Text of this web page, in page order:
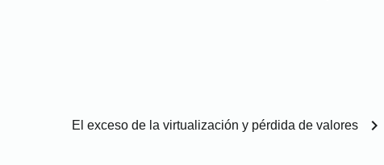
El exceso de la virtualización y pérdida de valores chevron_right